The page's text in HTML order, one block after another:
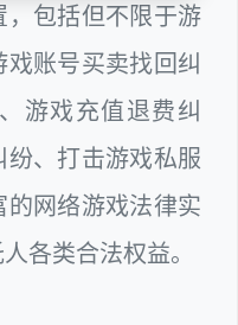
，包括但不限于游
账号买卖找回纠
游戏充值退费纠
、打击游戏私服
网络游戏法律实
各类合法权益。